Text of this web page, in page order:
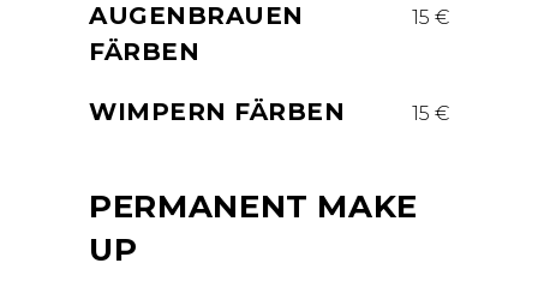
AUGENBRAUEN
FÄRBEN
15 €
WIMPERN FÄRBEN 15 €
PERMANENT MAKE
UP